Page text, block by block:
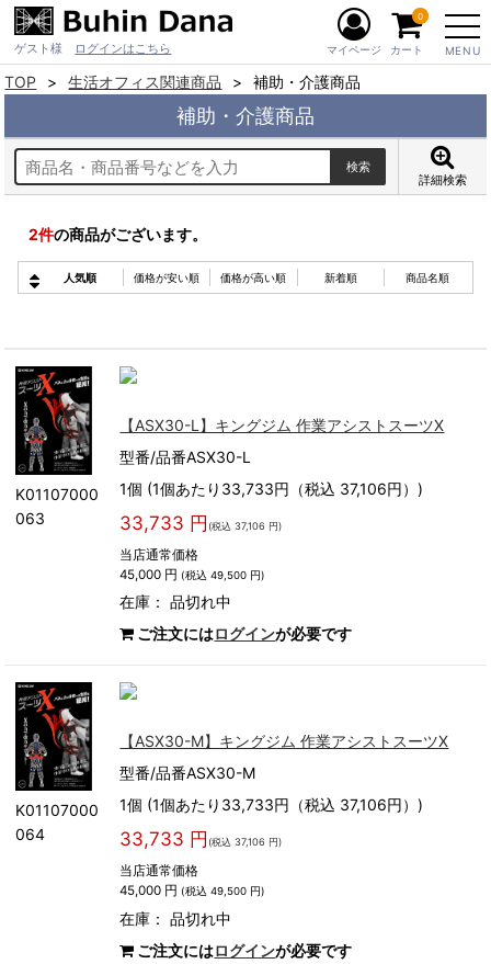
ゲスト様 ログインはこちら MENU
マイページ カート
0
TOP 生活オフィス関連商品 補助・介護商品
補助・介護商品
詳細検索
2件の商品がございます。
人気順 価格が安い順 価格が高い順 新着順 商品名順
K01107000
063
【ASX30-L】キングジム 作業アシストスーツX
型番/品番ASX30-L
1個 (1個あたり33,733円（税込 37,106円）)
33,733 円 (税込 37,106 円)
当店通常価格
45,000 円 (税込 49,500 円)
在庫：品切れ中
ご注文にはログインが必要です
K01107000
064
【ASX30-M】キングジム 作業アシストスーツX
型番/品番ASX30-M
1個 (1個あたり33,733円（税込 37,106円）)
33,733 円 (税込 37,106 円)
当店通常価格
45,000 円 (税込 49,500 円)
在庫：品切れ中
ご注文にはログインが必要です